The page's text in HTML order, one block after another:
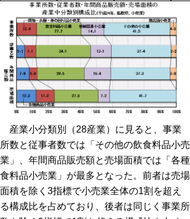
産業小分類別（28産業）に見ると、事業
所数と従事者数では「その他の飲食料品小売
業」、年間商品販売額と売場面積では「各種
食料品小売業」が最多となった。前者は売場
面積を除く3指標で小売業全体の1割を超え
る構成比を占めており、後者は同じく事業所